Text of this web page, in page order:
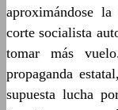
aproximándose
corte socialista
tomar más
propaganda
supuesta lucha